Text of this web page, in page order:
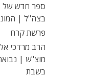
ספר חדש של
בצה"ל |
פרשת קרח
הרב מרדכי
מוצ"ש |
בשבת